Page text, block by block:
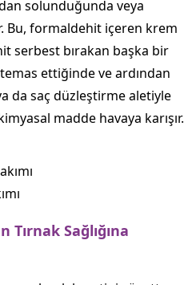
solunduğunda veya
Bu, formaldehit içeren krem
serbest bırakan başka bir
ettiğinde ve ardından
da saç düzleştirme aletiyle
madde havaya karışır.
Sağlığına